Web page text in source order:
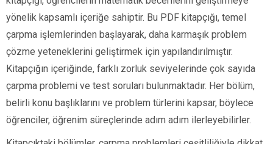
yönelik kapsamlı içeriğe sahiptir. Bu PDF kitapçığı, temel
çarpma işlemlerinden başlayarak, daha karmaşık problem
çözme yeteneklerini geliştirmek için yapılandırılmıştır.
Kitapçığın içeriğinde, farklı zorluk seviyelerinde çok sayıda
çarpma problemi ve test soruları bulunmaktadır. Her bölüm,
belirli konu başlıklarını ve problem türlerini kapsar, böylece
öğrenciler, öğrenim süreçlerinde adım adım ilerleyebilirler.